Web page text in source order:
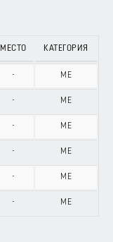
МЕСТО КАТЕГОРИЯ
- ME
- ME
- ME
- ME
- ME
- ME